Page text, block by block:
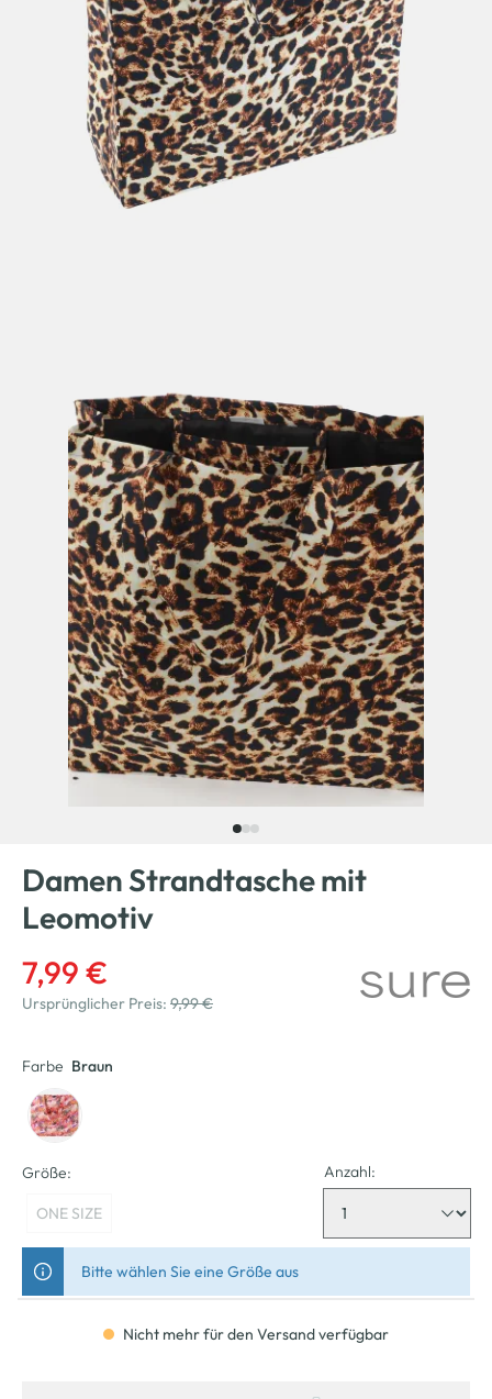
Damen Strandtasche mit
Leomotiv
7,99 €
Ursprünglicher Preis: 9,99 €
Farbe Braun
Größe:
ONE SIZE
Anzahl:
Bitte wählen Sie eine Größe aus
Nicht mehr für den Versand verfügbar